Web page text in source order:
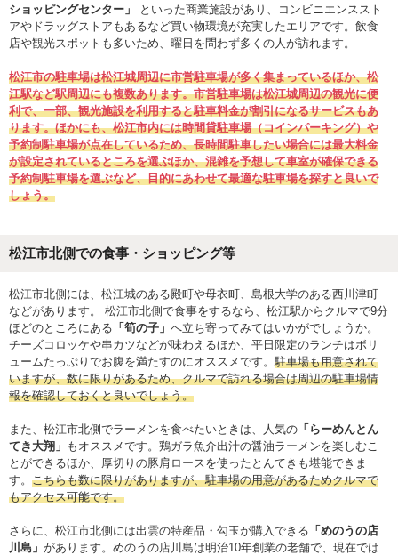
ショッピングセンター」
といった商業施設があり、コンビニエンススト
アやドラッグストアもあるなど買い物環境が充実したエリアです。飲食
店や観光スポットも多いため、曜日を問わず多くの人が訪れます。
松江市の駐車場は松江城周辺に市営駐車場が多く集まっているほか、松
江駅など駅周辺にも複数あります。市営駐車場は松江城周辺の観光に便
利で、一部、観光施設を利用すると駐車料金が割引になるサービスもあ
ります。ほかにも、松江市内には時間貸駐車場（コインパーキング）や
予約制駐車場が点在しているため、長時間駐車したい場合には最大料金
が設定されているところを選ぶほか、混雑を予想して車室が確保できる
予約制駐車場を選ぶなど、目的にあわせて最適な駐車場を探すと良いで
しょう。
松江市北側での食事・ショッピング等
松江市北側には、松江城のある殿町や母衣町、島根大学のある西川津町
などがあります。 松江市北側で食事をするなら、松江駅からクルマで9分
ほどのところにある 「筍の子」 へ立ち寄ってみてはいかがでしょうか。
チーズコロッケや串カツなどが味わえるほか、平日限定のランチはボリ
ュームたっぷりでお腹を満たすのにオススメです。駐車場も用意されて
いますが、数に限りがあるため、クルマで訪れる場合は周辺の駐車場情
報を確認しておくと良いでしょう。
また、松江市北側でラーメンを食べたいときは、人気の 「らーめんとん
てき大翔」 もオススメです。鶏ガラ魚介出汁の醤油ラーメンを楽しむこ
とができるほか、厚切りの豚肩ロースを使ったとんてきも堪能できま
す。 こちらも数に限りがありますが、駐車場の用意があるためクルマで
もアクセス可能です。
さらに、松江市北側には出雲の特産品・勾玉が購入できる 「めのうの店
川島」 があります。めのうの店川島は明治10年創業の老舗で、現在では